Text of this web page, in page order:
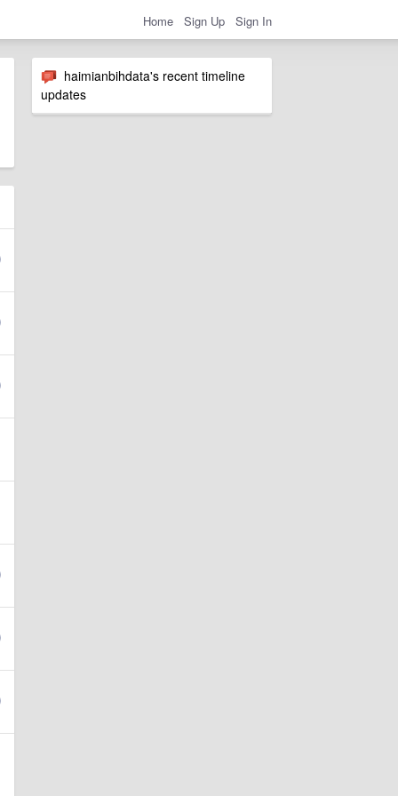
Home Sign Up Sign In
haimianbihdata's recent timeline
updates